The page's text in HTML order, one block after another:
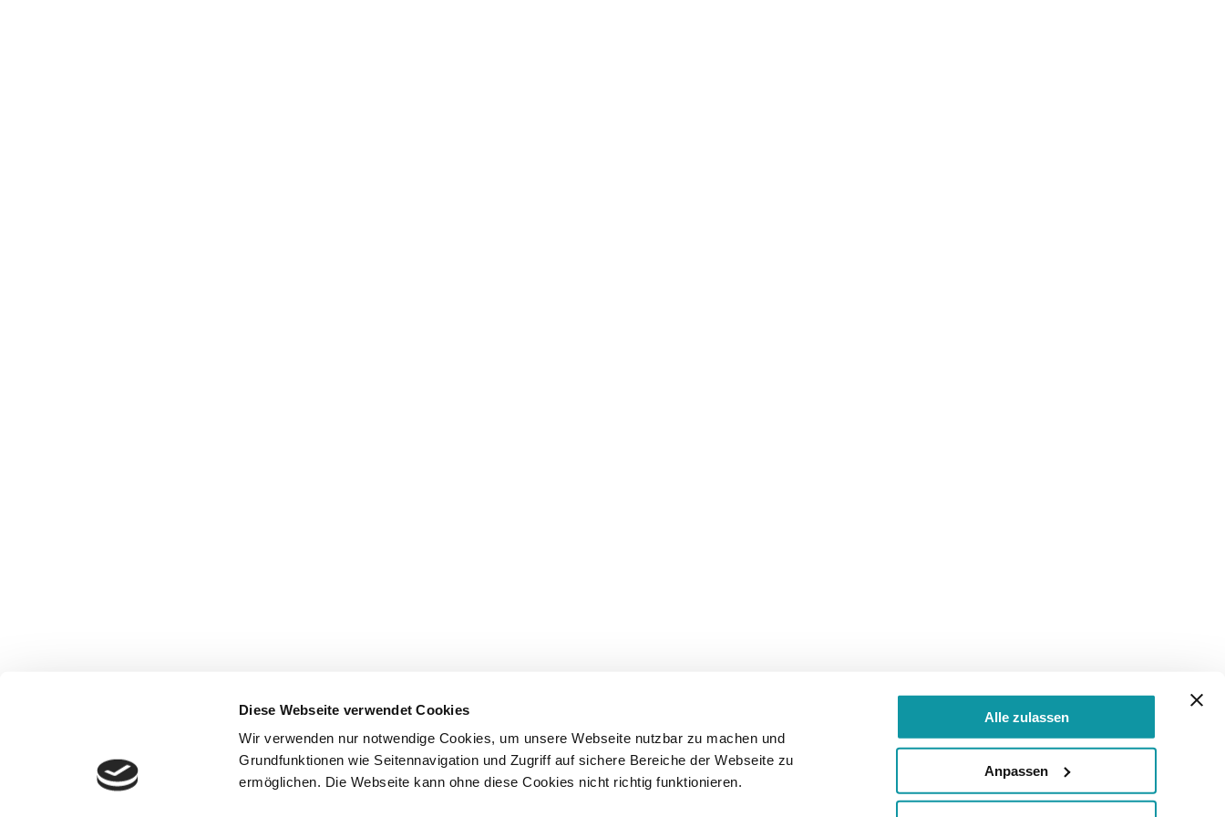
Diese Webseite verwendet Cookies
Wir verwenden nur notwendige Cookies, um unsere Webseite nutzbar zu machen und
Grundfunktionen wie Seitennavigation und Zugriff auf sichere Bereiche der Webseite zu
ermöglichen. Die Webseite kann ohne diese Cookies nicht richtig funktionieren.
Alle zulassen
Anpassen